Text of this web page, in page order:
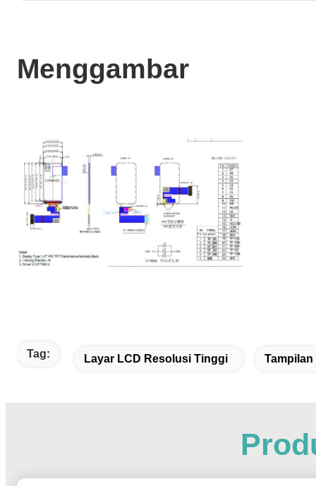
Menggambar
Tag: Layar LCD Resolusi Tinggi